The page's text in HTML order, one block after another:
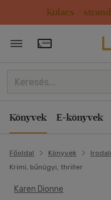
Kulacs /
Törzsvásárlói
Könyvek E-könyvek
Főoldal Könyvek
Krimi, bűnügyi, thriller
Karen Dionne